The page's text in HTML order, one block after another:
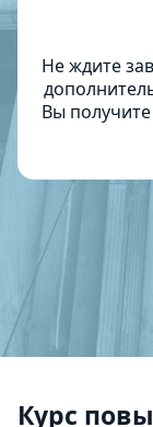
Не ждите
Вы
Курс